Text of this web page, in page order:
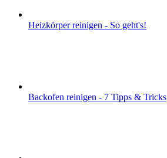
Heizkörper reinigen - So geht's!
Backofen reinigen - 7 Tipps & Tricks